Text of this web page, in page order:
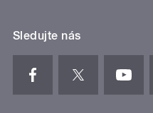
Sledujte nás